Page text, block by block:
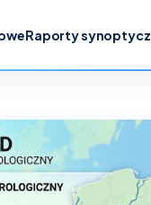
Raporty